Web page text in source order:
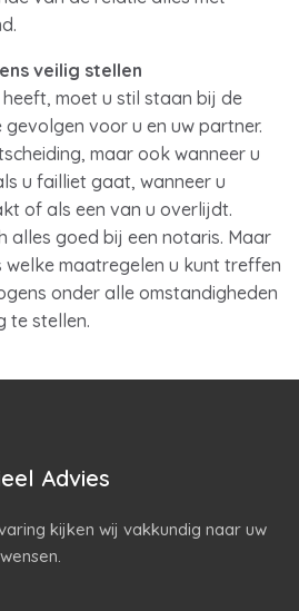
veilig stellen
moet u stil staan bij de
gevolgen voor u en uw partner.
maar ook wanneer u
u failliet gaat, wanneer u
of als een van u overlijdt.
alles goed bij een notaris. Maar
welke maatregelen u kunt treffen
onder alle omstandigheden
te stellen.
Advies
kijken wij vakkundig naar uw